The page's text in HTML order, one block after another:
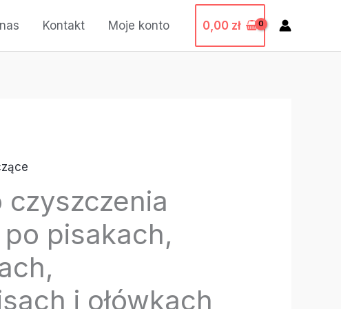
Kontakt Moje konto 0,00 zł
czyszczenia
pisakach,
i ołówkach